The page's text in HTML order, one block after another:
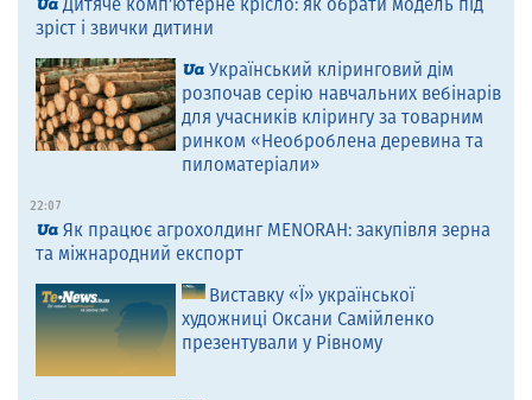
Дитяче комп’ютерне крісло: як обрати модель під
зріст і звички дитини
Український кліринговий дім
розпочав серію навчальних вебінарів
для учасників клірингу за товарним
ринком «Необроблена деревина та
пиломатеріали»
22:07
Як працює агрохолдинг MENORAH: закупівля зерна
та міжнародний експорт
Виставку «Ї» української
художниці Оксани Самійленко
презентували у Рівному